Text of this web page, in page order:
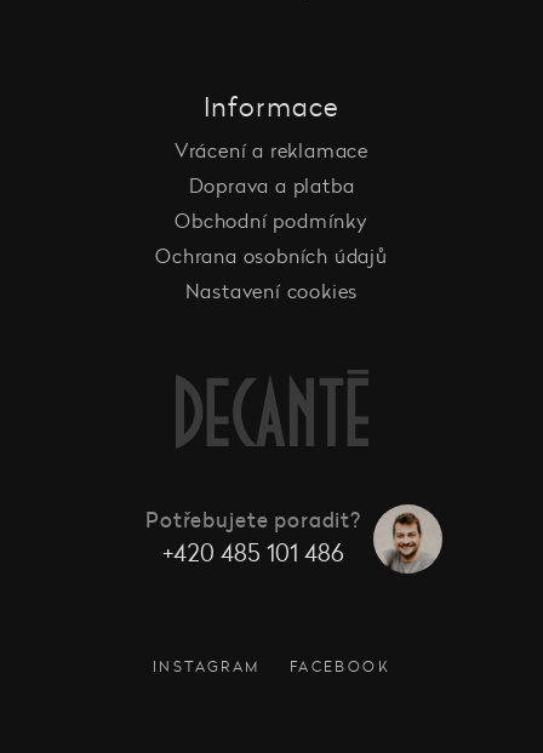
Informace
Vrácení a reklamace
Doprava a platba
Obchodní podmínky
Ochrana osobních údajů
Nastavení cookies
Potřebujete poradit?
+420 485 101 486
INSTAGRAM FACEBOOK